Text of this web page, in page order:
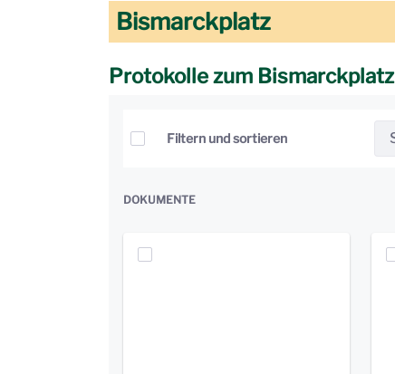
Bismarckplatz
Protokolle zum Bismarckplatz
Elemente auswählen
Filtern und sortieren
DOKUMENTE